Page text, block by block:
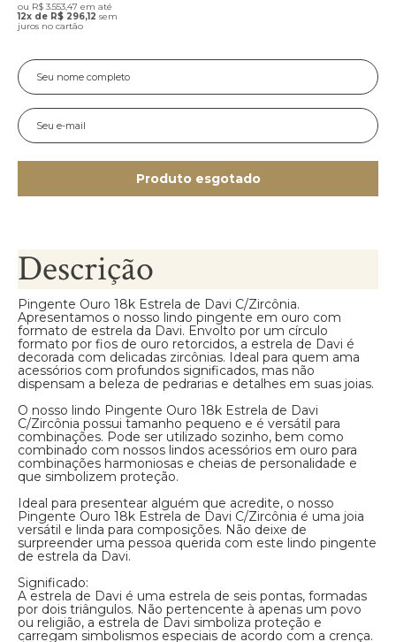
ou R$ 3.553,47 em até
12x de R$ 296,12 sem
juros no cartão
Produto esgotado
Descrição
Pingente Ouro 18k Estrela de Davi C/Zircônia.
Apresentamos o nosso lindo pingente em ouro com
formato de estrela da Davi. Envolto por um círculo
formato por fios de ouro retorcidos, a estrela de Davi é
decorada com delicadas zircônias. Ideal para quem ama
acessórios com profundos significados, mas não
dispensam a beleza de pedrarias e detalhes em suas joias.
O nosso lindo Pingente Ouro 18k Estrela de Davi
C/Zircônia possui tamanho pequeno e é versátil para
combinações. Pode ser utilizado sozinho, bem como
combinado com nossos lindos acessórios em ouro para
combinações harmoniosas e cheias de personalidade e
que simbolizem proteção.
Ideal para presentear alguém que acredite, o nosso
Pingente Ouro 18k Estrela de Davi C/Zircônia é uma joia
versátil e linda para composições. Não deixe de
surpreender uma pessoa querida com este lindo pingente
de estrela da Davi.
Significado:
A estrela de Davi é uma estrela de seis pontas, formadas
por dois triângulos. Não pertencente à apenas um povo
ou religião, a estrela de Davi simboliza proteção e
carregam simbolismos especiais de acordo com a crença.